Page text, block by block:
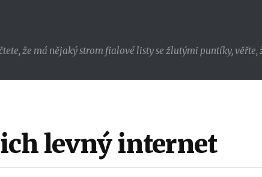
že má nějaký strom fialové listy se žlutými puntíky,
levný internet